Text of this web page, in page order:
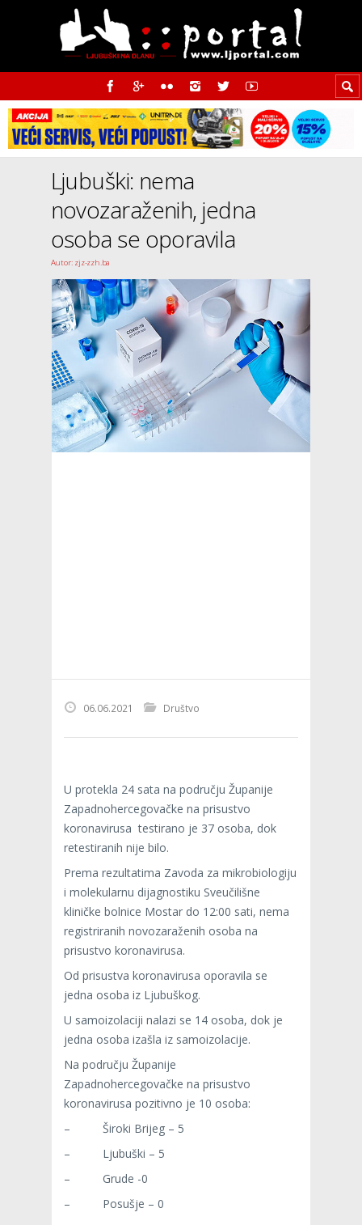
Ljubuški: nema
novozaraženih, jedna
osoba se oporavila
Autor: zjz-zzh.ba
06.06.2021 Društvo
U protekla 24 sata na području Županije
Zapadnohercegovačke na prisustvo
koronavirusa testirano je 37 osoba, dok
retestiranih nije bilo.
Prema rezultatima Zavoda za mikrobiologiju
i molekularnu dijagnostiku Sveučilišne
kliničke bolnice Mostar do 12:00 sati, nema
registriranih novozaraženih osoba na
prisustvo koronavirusa.
Od prisustva koronavirusa oporavila se
jedna osoba iz Ljubuškog.
U samoizolaciji nalazi se 14 osoba, dok je
jedna osoba izašla iz samoizolacije.
Na području Županije
Zapadnohercegovačke na prisustvo
koronavirusa pozitivno je 10 osoba:
– Široki Brijeg – 5
– Ljubuški – 5
– Grude -0
– Posušje – 0